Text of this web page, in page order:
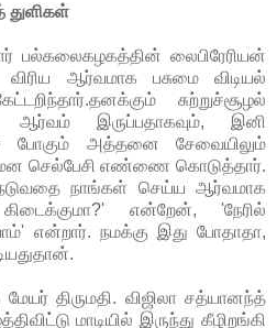
பல்கலைகழகத்தின் லைபிரேரியன்
விரிய ஆர்வமாக பசுமை விடியல்
சுற்றுச்சூழல்
ஆர்வம் இருப்பதாகவும், இனி
போகும் அத்தனை சேவையிலும்
செல்பேசி எண்ணை கொடுத்தார்.
நாங்கள் செய்ய ஆர்வமாக
என்றேன், 'நேரில்
என்றார். நமக்கு இது போதாதா,
மேயர் திருமதி. விஜிலா சத்யானந்த்
மாடியில் இருந்து கீழிறங்கி